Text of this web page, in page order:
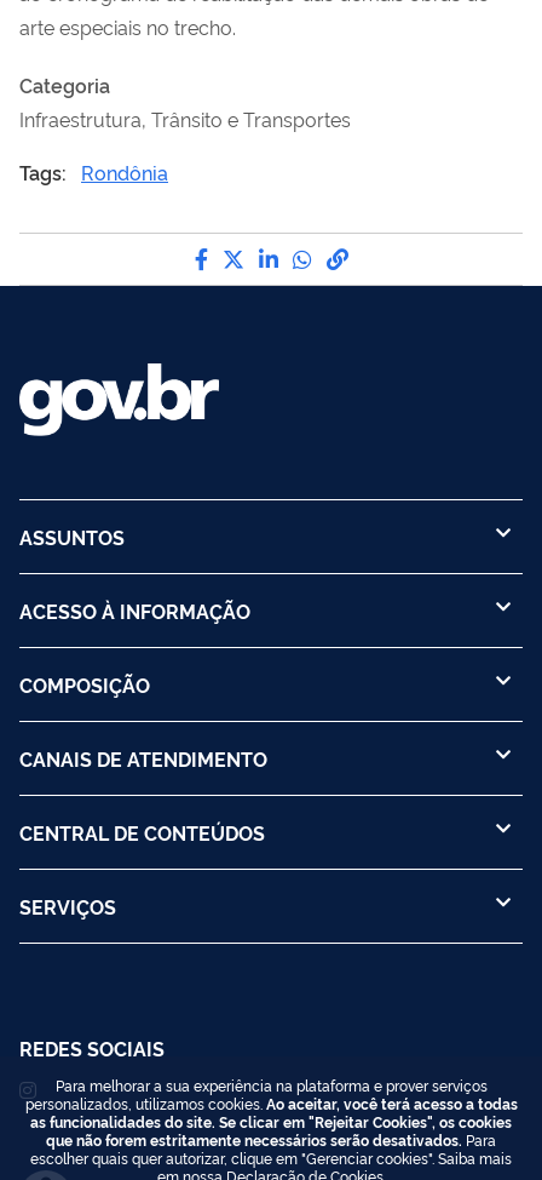
arte especiais no trecho.
Categoria
Infraestrutura, Trânsito e Transportes
Tags:
Rondônia
Compartilhe por Facebook
Compartilhe por Twitter
Compartilhe por
Compartilhe por
link para Copiar
ASSUNTOS
ACESSO À INFORMAÇÃO
COMPOSIÇÃO
CANAIS DE ATENDIMENTO
CENTRAL DE CONTEÚDOS
SERVIÇOS
REDES SOCIAIS
Para melhorar a sua experiência na plataforma e prover serviços
personalizados, utilizamos cookies. Ao aceitar, você terá acesso a todas
as funcionalidades do site. Se clicar em "Rejeitar Cookies", os cookies
que não forem estritamente necessários serão desativados. Para
escolher quais quer autorizar, clique em "Gerenciar cookies". Saiba mais
em nossa Declaração de Cookies.